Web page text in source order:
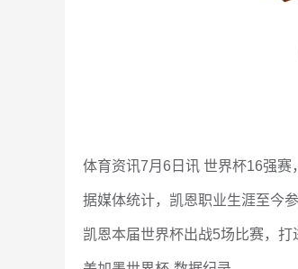
体育资讯7月6日讯 世界杯16强赛
据媒体统计，凯恩职业生涯至今
凯恩本届世界杯出战5场比赛，打